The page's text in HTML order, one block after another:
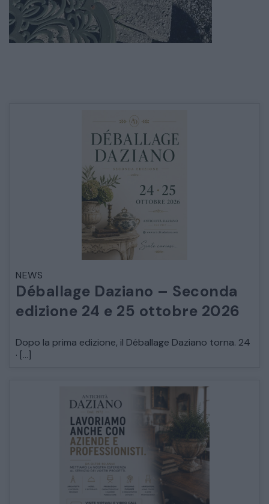
CATALOGO COMPLETO
MOBILI
CAMERE
NEWS
Déballage Daziano – Seconda
edizione 24 e 25 ottobre 2026
Dopo la prima edizione, il Déballage Daziano torna. 24
· […]